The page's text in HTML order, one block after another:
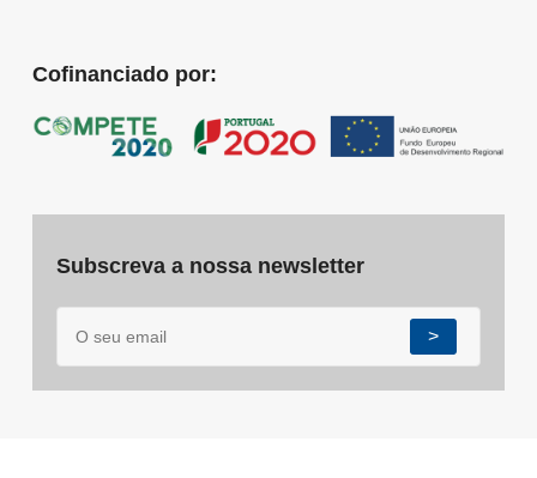
Cofinanciado por:
Subscreva a nossa newsletter
>